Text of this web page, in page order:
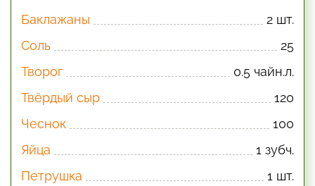
Баклажаны
2 шт.
Соль
25
Творог
0.5 чайн.л.
Твёрдый сыр
120
Чеснок
100
Яйца
1 зубч.
Петрушка
1 шт.